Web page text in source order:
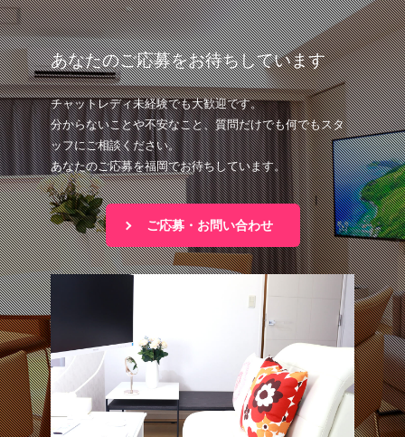
あなたのご応募をお待ちしています
チャットレディ未経験でも大歓迎です。
分からないことや不安なこと、質問だけでも何でもスタ
ッフにご相談ください。
あなたのご応募を福岡でお待ちしています。
ご応募・お問い合わせ